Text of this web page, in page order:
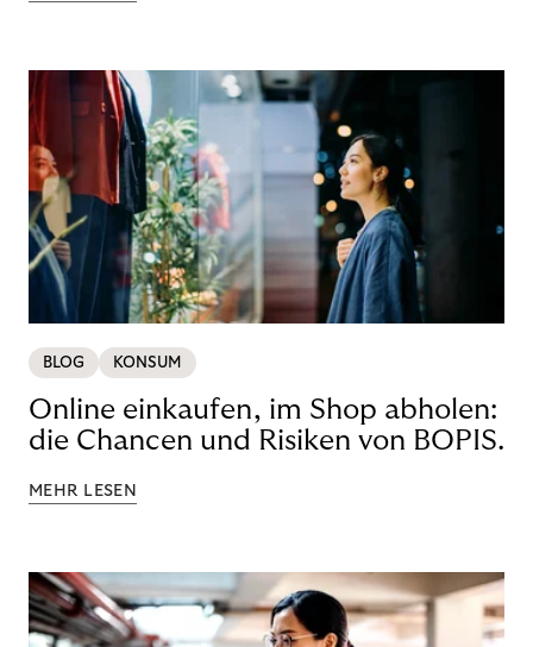
BLOG KONSUM
Online einkaufen, im Shop abholen:
die Chancen und Risiken von BOPIS.
MEHR LESEN